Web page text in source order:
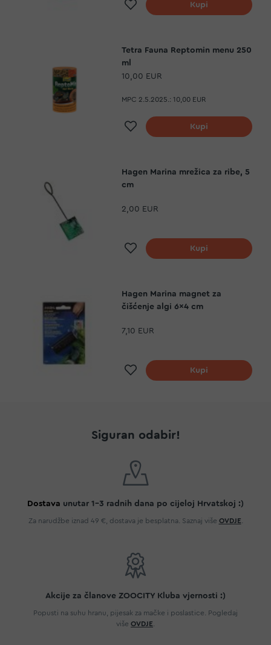
Kupi
Tetra Fauna Reptomin menu 250
ml
10,00 EUR
MPC 2.5.2025.: 10,00 EUR
Dodaj na listu želja
Kupi
Hagen Marina mrežica za ribe, 5
cm
2,00 EUR
Dodaj na listu želja
Kupi
Hagen Marina magnet za
čišćenje algi 6x4 cm
7,10 EUR
Dodaj na listu želja
Kupi
Siguran odabir!
Dostava unutar 1-3 radnih dana po cijeloj Hrvatskoj :)
Za narudžbe iznad 49 €, dostava je besplatna. Saznaj više OVDJE
Akcije za članove ZOOCITY Kluba vjernosti :)
Popusti na suhu hranu, pijesak za mačke i poslastice. Pogledaj
više OVDJE